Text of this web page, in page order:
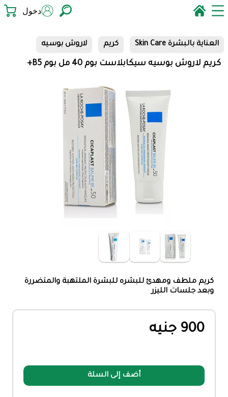
دخول
العناية بالبشرة Skin Care كريم لاروش بوسيه
كريم لاروش بوسيه سيكابلاست بوم 40 مل بوم B5+
كريم ملطف ومهدئ للبشره للبشرة الملتهبة والمتضررة
وبعد جلسات الليزر
900 جنيه
أضف إلى السلة